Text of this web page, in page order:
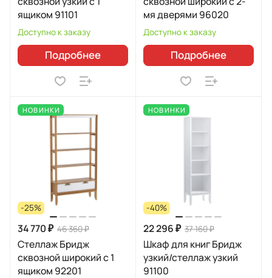
ящиком 91101
Доступно к заказу
Подробнее
мя дверями 96020
Доступно к заказу
Подробнее
НОВИНКИ
-25%
34 770 ₽ 46 360 ₽
Стеллаж Бридж
сквозной широкий с 1
ящиком 92201
НОВИНКИ
-40%
22 296 ₽ 37 160 ₽
Шкаф для книг Бридж
узкий/стеллаж узкий
91100